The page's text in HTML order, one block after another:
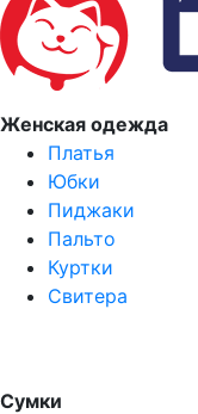
Женская одежда
Платья
Юбки
Пиджаки
Пальто
Куртки
Свитера
Сумки